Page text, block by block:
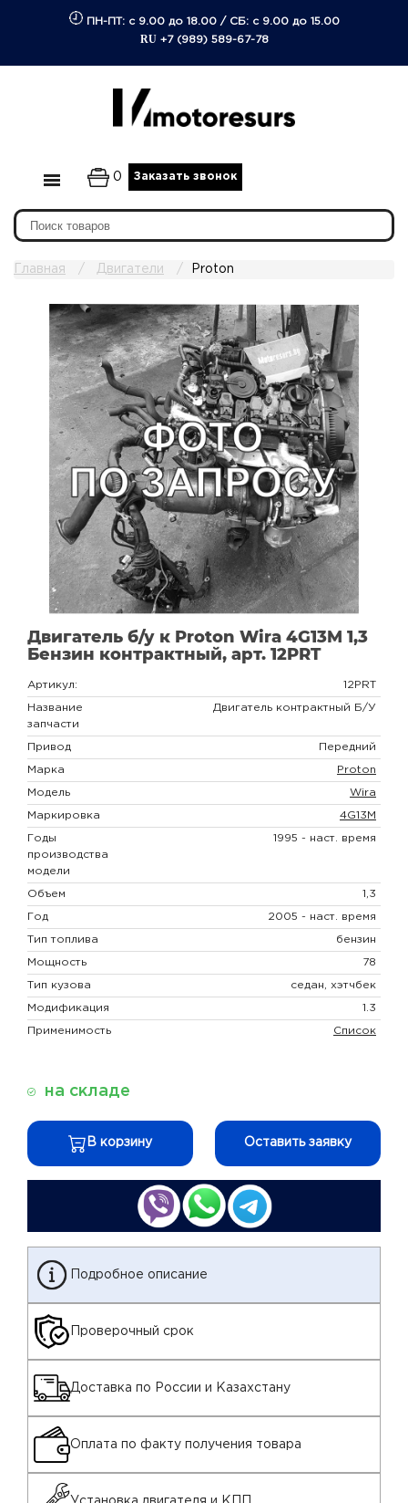
ПН-ПТ: с 9.00 до 18.00/ СБ: с 9.00 до 15.00
RU +7 (989) 589-67-78
0 Заказать звонок
Главная Двигатели Proton
Двигатель б/у к Proton Wira 4G13M 1,3
Бензин контрактный, арт. 12PRT
Артикул: 12PRT
Название
запчасти
Двигатель контрактный Б/У
Привод Передний
Марка Proton
Модель Wira
Маркировка 4G13M
Годы
производства
модели
1995 - наст. время
Объем 1,3
Год 2005 - наст. время
Тип топлива бензин
Мощность 78
Тип кузова седан, хэтчбек
Модификация 1.3
Применимость Список
на складе
В корзину Оставить заявку
Подробное описание
Проверочный срок
Доставка по России и Казахстану
Оплата по факту получения товара